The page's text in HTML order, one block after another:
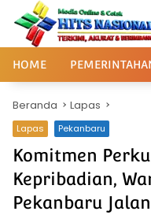
Langsung
konten
HOME
Beranda Lapas
Lapas Pekanbaru
Komitmen
Kepribadian,
Pekanbaru